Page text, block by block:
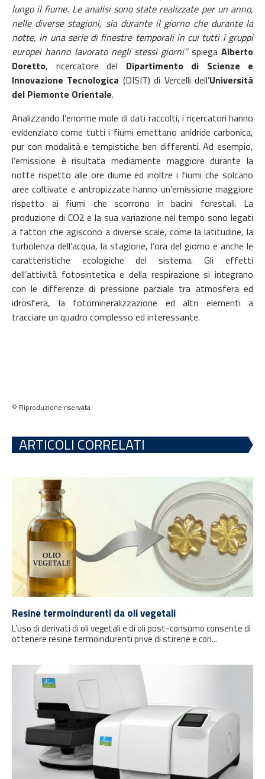
lungo il fiume. Le analisi sono state realizzate per un anno,
nelle diverse stagioni, sia durante il giorno che durante la
notte, in una serie di finestre temporali in cui tutti i gruppi
europei hanno lavorato negli stessi giorni”spiegaAlberto
Doretto, ricercatore del Dipartimento di Scienze e
Innovazione Tecnologica (DISIT) di Vercelli dell’Università
del Piemonte Orientale.
Analizzando l’enorme mole di dati raccolti, i ricercatori hanno
evidenziato come tutti i fiumi emettano anidride carbonica,
pur con modalità e tempistiche ben differenti. Ad esempio,
l’emissione è risultata mediamente maggiore durante la
notte rispetto alle ore diurne ed inoltre i fiumi che solcano
aree coltivate e antropizzate hanno un’emissione maggiore
rispetto ai fiumi che scorrono in bacini forestali. La
produzione di CO2 e la sua variazione nel tempo sono legati
a fattori che agiscono a diverse scale, come la latitudine, la
turbolenza dell’acqua, la stagione, l’ora del giorno e anche le
caratteristiche ecologiche del sistema. Gli effetti
dell’attività fotosintetica e della respirazione si integrano
con le differenze di pressione parziale tra atmosfera ed
idrosfera, la fotomineralizzazione ed altri elementi a
tracciare un quadro complesso ed interessante.
© Riproduzione riservata
ARTICOLI CORRELATI
Resine termoindurenti da oli vegetali
L’uso di derivati di oli vegetali e di oli post-consumo consente di
ottenere resine termoindurenti prive di stirene e con...